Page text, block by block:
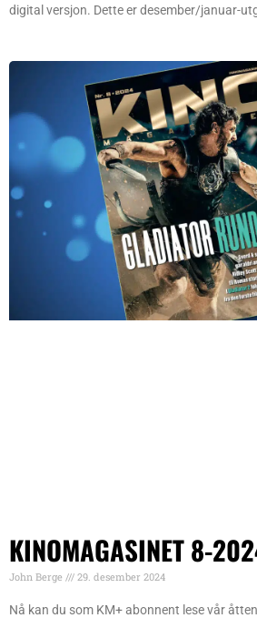
digital versjon. Dette er desember/januar-
KINOMAGASINET 8-
John Berge 29. desember 2024
Nå kan du som KM+ abonnent lese vår